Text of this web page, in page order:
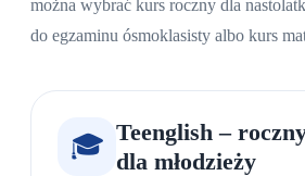
można wybrać kurs roczny dla
do egzaminu ósmoklasisty albo kurs
🎓 Teenglish –
dla młodzieży